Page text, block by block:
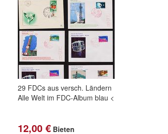
29 FDCs aus versch. Ländern
Alle Welt im FDC-Album blau <
12,00 € Bieten